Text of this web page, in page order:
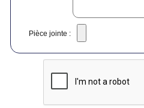
Pièce jointe :